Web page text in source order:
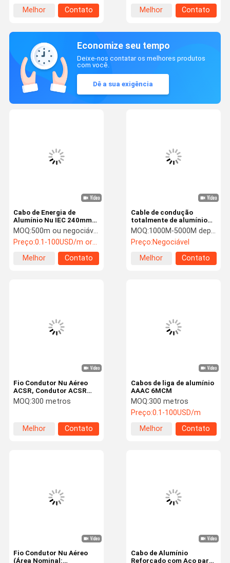
Produtos
Melhor
Contato
Melhor
Contato
Economize seu tempo
Deixe-nos contatar os melhores produtos
com você.
Dê a sua exigência
Cable de condução
totalmente de alumínio
(AAC) 7x2.06mm2
MOQ:1000M-5000M depende do tamanho do cabo
Preço:Negociável
Melhor
Contato
Cabo de Energia de
Alumínio Nu IEC 240mm2
Fio AAC Aéreo
MOQ:500m ou negociável
Preço:0.1-100USD/m or Negotiable
Melhor
Contato
Cabos de liga de alumínio
AAAC 6MCM
MOQ:300 metros
Preço:0.1-100USD/m
Melhor
Contato
Fio Condutor Nu Aéreo
ACSR, Condutor ACSR
Norma IEC 61089 Aço:
2,67~91,2mm² (AAC,
MOQ:300 metros
Melhor
Contato
Cabo de Alumínio
Reforçado com Aço para
Fio Condutor Nu Aéreo
(Área Nominal: